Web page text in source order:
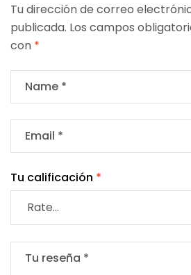
Tu dirección de correo
publicada. Los campos
con *
Tu calificación *